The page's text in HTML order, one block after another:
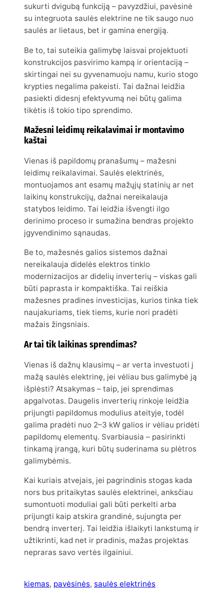
sukurti dvigubą funkciją – pavyzdžiui, pavėsinė
su integruota saulės elektrine ne tik saugo nuo
saulės ar lietaus, bet ir gamina energiją.
Be to, tai suteikia galimybę laisvai projektuoti
konstrukcijos pasvirimo kampą ir orientaciją –
skirtingai nei su gyvenamuoju namu, kurio stogo
krypties negalima pakeisti. Tai dažnai leidžia
pasiekti didesnį efektyvumą nei būtų galima
tikėtis iš tokio tipo sprendimo.
Mažesni leidimų reikalavimai ir montavimo
kaštai
Vienas iš papildomų pranašumų – mažesni
leidimų reikalavimai. Saulės elektrinės,
montuojamos ant esamų mažųjų statinių ar net
laikinų konstrukcijų, dažnai nereikalauja
statybos leidimo. Tai leidžia išvengti ilgo
derinimo proceso ir sumažina bendras projekto
įgyvendinimo sąnaudas.
Be to, mažesnės galios sistemos dažnai
nereikalauja didelės elektros tinklo
modernizacijos ar didelių inverterių – viskas gali
būti paprasta ir kompaktiška. Tai reiškia
mažesnes pradines investicijas, kurios tinka tiek
naujakuriams, tiek tiems, kurie nori pradėti
mažais žingsniais.
Ar tai tik laikinas sprendimas?
Vienas iš dažnų klausimų – ar verta investuoti į
mažą saulės elektrinę, jei vėliau bus galimybė ją
išplėsti? Atsakymas – taip, jei sprendimas
apgalvotas. Daugelis inverterių rinkoje leidžia
prijungti papildomus modulius ateityje, todėl
galima pradėti nuo 2–3 kW galios ir vėliau pridėti
papildomų elementų. Svarbiausia – pasirinkti
tinkamą įrangą, kuri būtų suderinama su plėtros
galimybėmis.
Kai kuriais atvejais, jei pagrindinis stogas kada
nors bus pritaikytas saulės elektrinei, anksčiau
sumontuoti moduliai gali būti perkelti arba
prijungti kaip atskira grandinė, sujungta per
bendrą inverterį. Tai leidžia išlaikyti lankstumą ir
užtikrinti, kad net ir pradinis, mažas projektas
nepraras savo vertės ilgainiui.
kiemas, pavėsinės, saulės elektrinės